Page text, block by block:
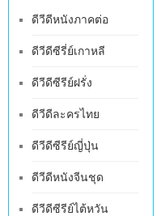
ดีวีดีหนังภาคต่อ
ดีวีดีซีรี่ย์เกาหลี
ดีวีดีซีรีย์ฝรั่ง
ดีวีดีละครไทย
ดีวีดีซีรีย์ญี่ปุ่น
ดีวีดีหนังจีนชุด
ดีวีดีซีรีย์ไต้หวัน